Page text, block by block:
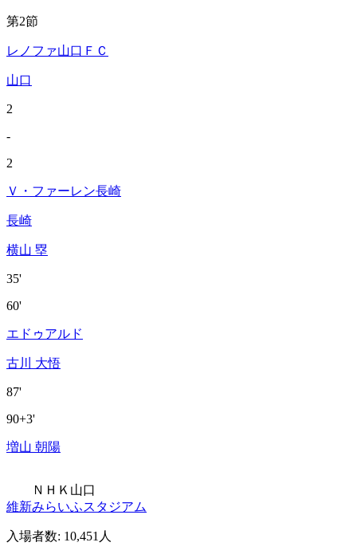
第2節
レノファ山口ＦＣ
山口
2
-
2
Ｖ・ファーレン長崎
長崎
横山 塁
35'
60'
エドゥアルド
古川 大悟
87'
90+3'
増山 朝陽
ＮＨＫ山口
維新みらいふスタジアム
入場者数: 10,451人